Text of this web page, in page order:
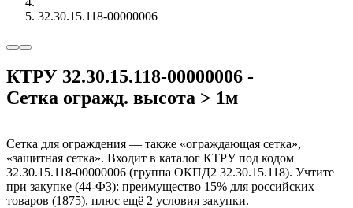
32.30.15.118-00000006
КТРУ 32.30.15.118-00000006 -
Сетка огражд. высота > 1м
Сетка для ограждения — также «ограждающая сетка»,
«защитная сетка». Входит в каталог КТРУ под кодом
32.30.15.118-00000006 (группа ОКПД2 32.30.15.118). Учтите
при закупке (44-ФЗ): преимущество 15% для российских
товаров (1875), плюс ещё 2 условия закупки.